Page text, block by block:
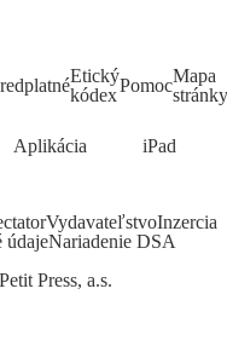
Etický
kódexPomocMapa
stránky
Aplikácia iPad
VydavateľstvoInzercia
údajeNariadenie DSA
Press, a.s.